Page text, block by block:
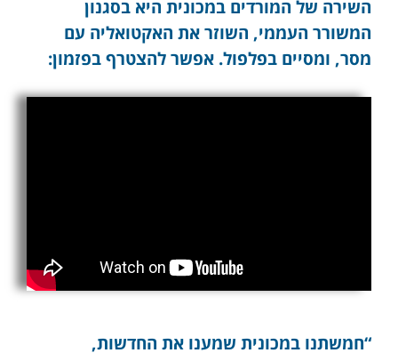
השירה של המורדים במכונית היא בסגנון
המשורר העממי, השוזר את האקטואליה עם
מסר, ומסיים בפלפול. אפשר להצטרף בפזמון:
“חמשתנו במכונית שמענו את החדשות,